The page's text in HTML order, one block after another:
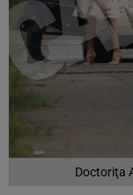
Doctoriţa